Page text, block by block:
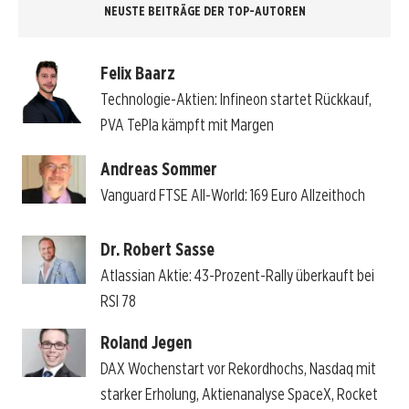
NEUSTE BEITRÄGE DER TOP-AUTOREN
Felix Baarz
Technologie-Aktien: Infineon startet Rückkauf,
PVA TePla kämpft mit Margen
Andreas Sommer
Vanguard FTSE All-World: 169 Euro Allzeithoch
Dr. Robert Sasse
Atlassian Aktie: 43-Prozent-Rally überkauft bei
RSI 78
Roland Jegen
DAX Wochenstart vor Rekordhochs, Nasdaq mit
starker Erholung, Aktienanalyse SpaceX, Rocket